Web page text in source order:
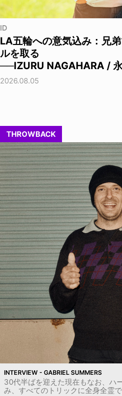
ID
LA五輪への意気込み：兄
ルを取る
──IZURU NAGAHARA /
2026.08.05
THROWBACK
INTERVIEW - GABRIEL SUMMERS
30代半ばを迎えた現在もなお、ハ
み、すべてのトリックに全身全霊